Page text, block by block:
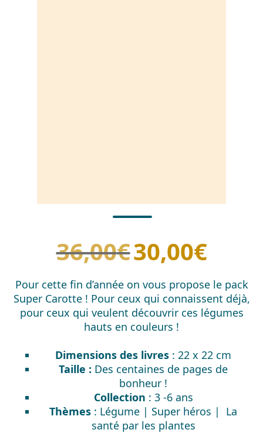
36,00€ Le
prix
initial
était :
36,00€.
30,00€Le
actuel
est :
30,00€.
Pour cette fin d’année on vous propose le pack
Super Carotte ! Pour ceux qui connaissent déjà,
pour ceux qui veulent découvrir ces légumes
hauts en couleurs !
Dimensions des livres : 22 x 22 cm
Taille : Des centaines de pages de
bonheur !
Collection : 3 -6 ans
Thèmes : Légume | Super héros | La
santé par les plantes